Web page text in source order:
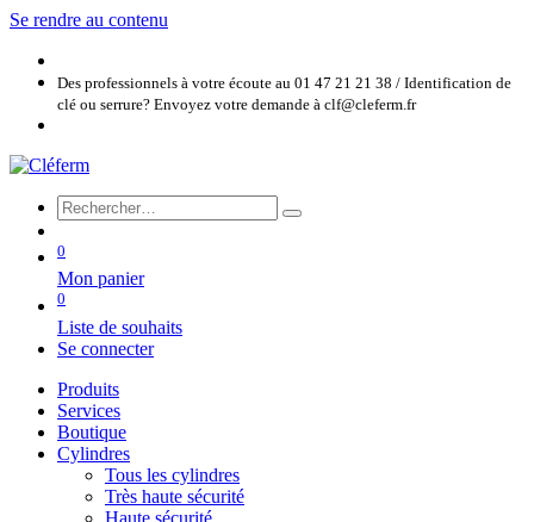
Se rendre au contenu
Des professionnels à votre écoute au 01 47 21 21 38 / Identification de
clé ou serrure? Envoyez votre demande à clf@cleferm.fr
0
Mon panier
0
Liste de souhaits
Se connecter
Produits
Services
Boutique
Cylindres
Tous les cylindres
Très haute sécurité
Haute sécurité